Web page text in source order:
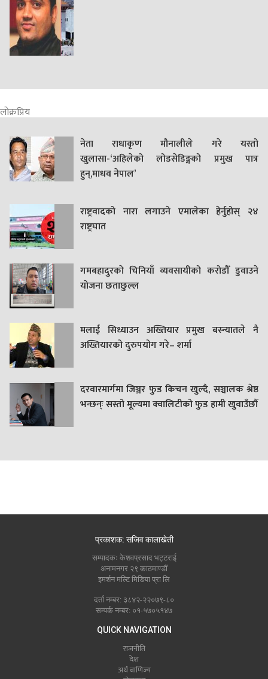
लोक्रप्रिय
नेता राधाकृण मौनालीले गरे यस्तो
खुलासा-‘अहिलेको लोडसेडिङ्गको प्रमुख पात्र
हुन्,माधव नेपाल’
राष्ट्रवादको नारा लगाउने एमालेका हेर्नुहोस् २४
राष्ट्रघात
गमबहादुरकाे चिनियाँ व्यवसायीको करोडौँ डुवाउने
याेजना छताछुल्ल
मलाई सिध्याउन अख्तियार प्रमुख बस्न्यातले नै
अख्तियारको दुरुपयोग गरे– शर्मा
दरवारमार्गमा जिञ्जर फुड किचन खुल्दै, सञ्चालक श्रेष्ठ
भन्छन्ः सस्तो मूल्यमा क्वालिटीको फुड हामी खुवाउँछौं
प्रकाशक: सजिव कालाखेती
सम्पादकः केशवप्रसाद भट्टराई
अनामनगर २९ काठमाण्डौं
इमर्शन मल्टि मिडिया प्रा लि
दर्ता नम्बर: ३८४२-२२०७९-८०
सम्पर्क नम्बर: ०१-५७०५१४७
QUICK NAVIGATION
राजनीति
देश
अर्थ बाणिज्य